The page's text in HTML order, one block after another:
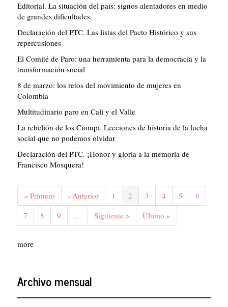
Editorial. La situación del país: signos alentadores en medio
de grandes dificultades
Declaración del PTC. Las listas del Pacto Histórico y sus
repercusiones
El Comité de Paro: una herramienta para la democracia y la
transformación social
8 de marzo: los retos del movimiento de mujeres en
Colombia
Multitudinario paro en Cali y el Valle
La rebelión de los Ciompi. Lecciones de historia de la lucha
social que no podemos olvidar
Declaración del PTC. ¡Honor y gloria a la memoria de
Francisco Mosquera!
Paginación
Primera
página
« Primero
Página
anterior
‹ Anterior Página
1
Página
actual
2 Página
3 Página
4 Página
5 Página
6
Página
7 Página
8 Página
9 …
Siguiente
página
Siguiente >
Última
página
Último »
more
Archivo mensual